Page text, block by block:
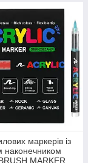
маркерів із
наконечником
MARKER,